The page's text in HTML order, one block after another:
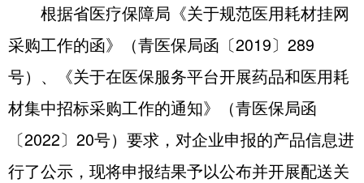
根据省医疗保障局《关于规范医用耗材挂网
采购工作的函》（青医保局函〔2019〕289
号）、《关于在医保服务平台开展药品和医用耗
材集中招标采购工作的通知》（青医保局函
〔2022〕20号）要求，对企业申报的产品信息进
行了公示，现将申报结果予以公布并开展配送关